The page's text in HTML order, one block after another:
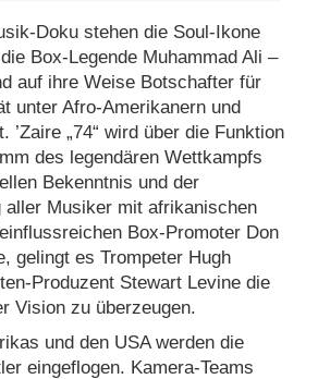
Doku stehen die Soul-Ikone
Box-Legende Muhammad Ali –
auf ihre Weise Botschafter für
unter Afro-Amerikanern und
’Zaire „74“ wird über die Funktion
des legendären Wettkampfs
Bekenntnis und der
aller Musiker mit afrikanischen
Box-Promoter Don
gelingt es Trompeter Hugh
Produzent Stewart Levine die
Vision zu überzeugen.
und den USA werden die
eingeflogen. Kamera-Teams